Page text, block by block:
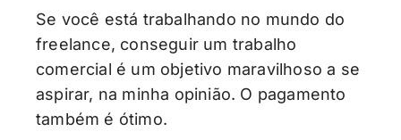
Se você está trabalhando no mundo do
freelance, conseguir um trabalho
comercial é um objetivo maravilhoso a se
aspirar, na minha opinião. O pagamento
também é ótimo.